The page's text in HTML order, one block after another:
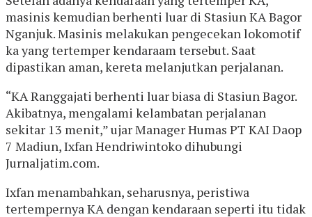
masinis kemudian berhenti luar di Stasiun KA Bagor
Nganjuk. Masinis melakukan pengecekan lokomotif
ka yang tertemper kendaraam tersebut. Saat
dipastikan aman, kereta melanjutkan perjalanan.
“KA Ranggajati berhenti luar biasa di Stasiun Bagor.
Akibatnya, mengalami kelambatan perjalanan
sekitar 13 menit,” ujar Manager Humas PT KAI Daop
7 Madiun, Ixfan Hendriwintoko dihubungi
Jurnaljatim.com.
Ixfan menambahkan, seharusnya, peristiwa
tertempernya KA dengan kendaraan seperti itu tidak